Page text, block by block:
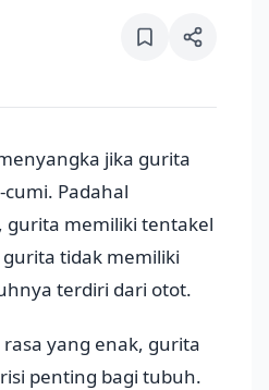
jika gurita
Padahal
gurita memiliki tentakel
tidak memiliki
terdiri dari otot.
yang enak, gurita
penting bagi tubuh.